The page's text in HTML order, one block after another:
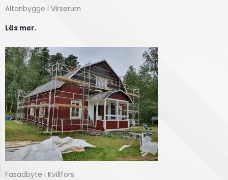
Altanbygge i Virserum
Läs mer.
Fasadbyte i Kvillfors